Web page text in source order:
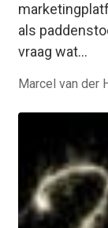
als
vraag wat…
Marcel van der